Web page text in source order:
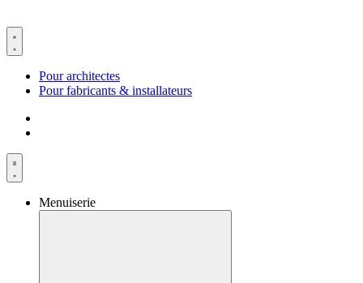
Pour architectes
Pour fabricants & installateurs
Menuiserie